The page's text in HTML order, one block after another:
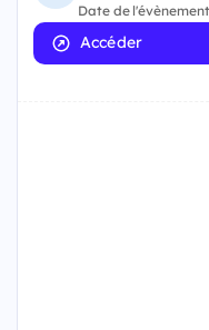
Date de l'évènement
Accéder